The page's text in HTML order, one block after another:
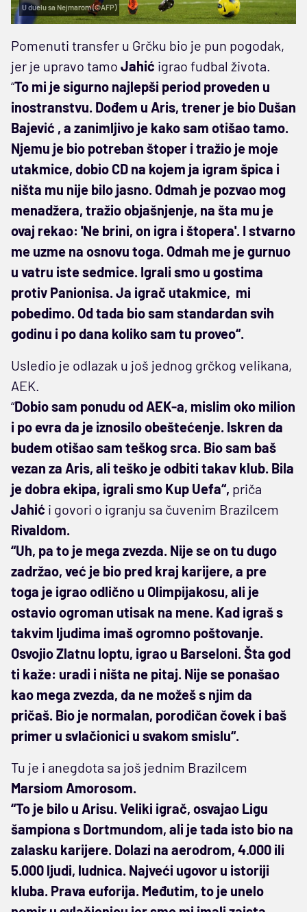
U duelu sa Nejmarom (©AFP)
Pomenuti transfer u Grčku bio je pun pogodak,
jer je upravo tamo Jahić igrao fudbal života.
“To mi je sigurno najlepši period proveden u
inostranstvu. Dođem u Aris, trener je bio Dušan
Bajević , a zanimljivo je kako sam otišao tamo.
Njemu je bio potreban štoper i tražio je moje
utakmice, dobio CD na kojem ja igram špica i
ništa mu nije bilo jasno. Odmah je pozvao mog
menadžera, tražio objašnjenje, na šta mu je
ovaj rekao: 'Ne brini, on igra i štopera'. I stvarno
me uzme na osnovu toga. Odmah me je gurnuo
u vatru iste sedmice. Igrali smo u gostima
protiv Panionisa. Ja igrač utakmice, mi
pobedimo. Od tada bio sam standardan svih
godinu i po dana koliko sam tu proveo“.
Usledio je odlazak u još jednog grčkog velikana,
AEK.
“Dobio sam ponudu od AEK-a, mislim oko milion
i po evra da je iznosilo obeštećenje. Iskren da
budem otišao sam teškog srca. Bio sam baš
vezan za Aris, ali teško je odbiti takav klub. Bila
je dobra ekipa, igrali smo Kup Uefa“, priča
Jahić i govori o igranju sa čuvenim Brazilcem
Rivaldom.
“Uh, pa to je mega zvezda. Nije se on tu dugo
zadržao, već je bio pred kraj karijere, a pre
toga je igrao odlično u Olimpijakosu, ali je
ostavio ogroman utisak na mene. Kad igraš s
takvim ljudima imaš ogromno poštovanje.
Osvojio Zlatnu loptu, igrao u Barseloni. Šta god
ti kaže: uradi i ništa ne pitaj. Nije se ponašao
kao mega zvezda, da ne možeš s njim da
pričaš. Bio je normalan, porodičan čovek i baš
primer u svlačionici u svakom smislu“.
Tu je i anegdota sa još jednim Brazilcem
Marsiom Amorosom.
“To je bilo u Arisu. Veliki igrač, osvajao Ligu
šampiona s Dortmundom, ali je tada isto bio na
zalasku karijere. Dolazi na aerodrom, 4.000 ili
5.000 ljudi, ludnica. Najveći ugovor u istoriji
kluba. Prava euforija. Međutim, to je unelo